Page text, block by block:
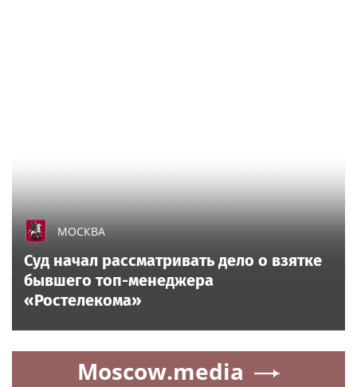
МОСКВА
Суд начал рассматривать дело о взятке
бывшего топ-менеджера
«Ростелекома»
Moscow.media